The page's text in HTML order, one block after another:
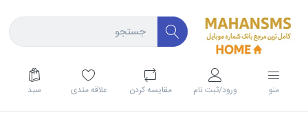
منو ورود/ثبت نام مقايسه كردن علاقه مندی سبد